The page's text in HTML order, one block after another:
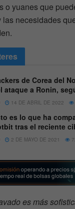
o yuanes que
las necesidades
de Corea del
ataque a Ronin,
14 DE ABRIL DE 2022
es lo que ha
tras el reciente
2 DE MAYO DE 2021
es más